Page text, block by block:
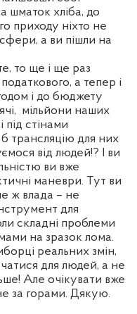
шматок хліба, до
приходу ніхто не
а ви пішли на
то ще і ще раз
а тепер і
і до бюджету
мільйони наших
під стінами
трансляцію для них
від людей!? І ви
ви вже
маневри. Тут ви
ж влада – не
для
складні проблеми
на зразок лома.
реальних змін,
для людей, а не
Але очікувати вже
за горами. Дякую.